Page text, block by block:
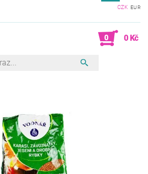
CZK EUR
0 0 Kč